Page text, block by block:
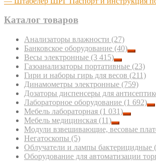
Каталог товаров
Анализаторы влажности (27)
Банковское оборудование (40)
Весы электронные (3 415)
Газоанализаторы портативные (23)
Гири и наборы гирь для весов (211)
Динамометры электронные (759)
Дозаторы диспенсеры для
Лабораторное оборудование (1 692)
Мебель лабораторная (1 031)
Мебель медицинская (11)
Модули взвешивающие, весовые
Негатоскопы (5)
Облучатели и лампы бактерицидные
Оборудование для автоматизации